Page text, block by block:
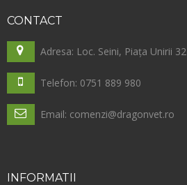
CONTACT
Adresa: Loc. Seini, Piața Unirii 32
Telefon: 0751 889 980
Email: comenzi@dragonvet.ro
INFORMATII